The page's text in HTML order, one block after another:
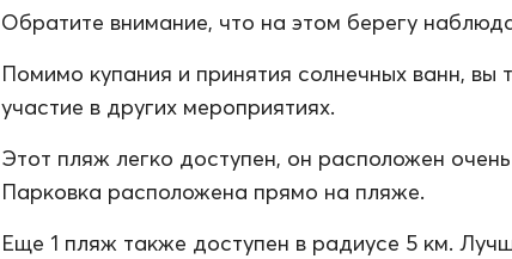
Обратите внимание, что на этом берегу
Помимо купания и принятия солнечных ванн, вы
участие в других мероприятиях.
Этот пляж легко доступен, он расположен
Парковка расположена прямо на пляже.
Еще 1 пляж также доступен в радиусе 5 км.